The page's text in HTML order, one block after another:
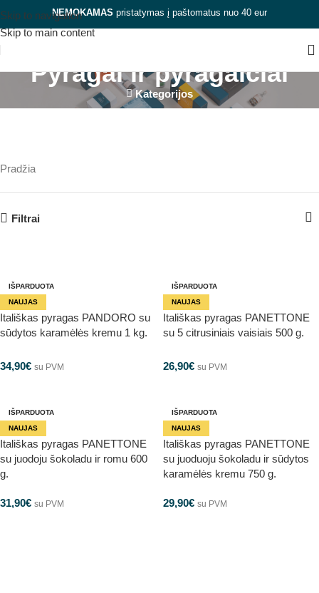
Skip to navigation
Skip to main content
NEMOKAMAS pristatymas į paštomatus nuo 40 eur
Pyragai ir pyragaičiai
Kategorijos
Pradžia
Filtrai
IŠPARDUOTA
NAUJAS
Itališkas pyragas PANDORO su
sūdytos karamėlės kremu 1 kg.
34,90€ su PVM
IŠPARDUOTA
NAUJAS
Itališkas pyragas PANETTONE
su 5 citrusiniais vaisiais 500 g.
26,90€ su PVM
IŠPARDUOTA
NAUJAS
Itališkas pyragas PANETTONE
su juodoju šokoladu ir romu 600
g.
31,90€ su PVM
IŠPARDUOTA
NAUJAS
Itališkas pyragas PANETTONE
su juoduoju šokoladu ir sūdytos
karamėlės kremu 750 g.
29,90€ su PVM